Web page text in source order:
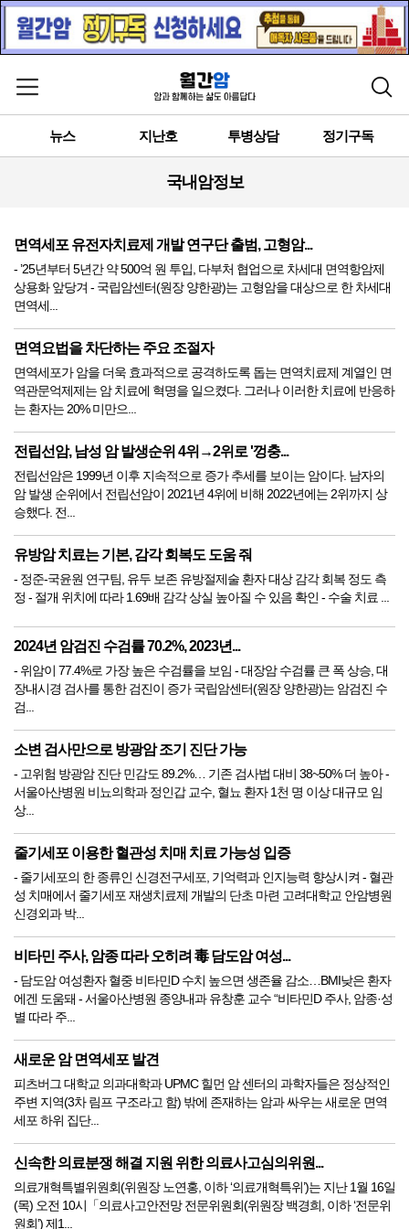
메뉴 열기 검색
뉴스 지난호 투병상담 정기구독
국내암정보
면역세포 유전자치료제 개발 연구단 출범, 고형암...
- ’25년부터 5년간 약 500억 원 투입, 다부처 협업으로 차세대 면역항암제
상용화 앞당겨 - 국립암센터(원장 양한광)는 고형암을 대상으로 한 차세대
면역세...
면역요법을 차단하는 주요 조절자
면역세포가 암을 더욱 효과적으로 공격하도록 돕는 면역치료제 계열인 면
역관문억제제는 암 치료에 혁명을 일으켰다. 그러나 이러한 치료에 반응하
는 환자는 20% 미만으...
전립선암, 남성 암 발생순위 4위→2위로 '껑충...
전립선암은 1999년 이후 지속적으로 증가 추세를 보이는 암이다. 남자의
암 발생 순위에서 전립선암이 2021년 4위에 비해 2022년에는 2위까지 상
승했다. 전...
유방암 치료는 기본, 감각 회복도 도움 줘
- 정준-국윤원 연구팀, 유두 보존 유방절제술 환자 대상 감각 회복 정도 측
정 - 절개 위치에 따라 1.69배 감각 상실 높아질 수 있음 확인 - 수술 치료 ...
2024년 암검진 수검률 70.2%, 2023년...
- 위암이 77.4%로 가장 높은 수검률을 보임 - 대장암 수검률 큰 폭 상승, 대
장내시경 검사를 통한 검진이 증가 국립암센터(원장 양한광)는 암검진 수
검...
소변 검사만으로 방광암 조기 진단 가능
- 고위험 방광암 진단 민감도 89.2%… 기존 검사법 대비 38~50% 더 높아 -
서울아산병원 비뇨의학과 정인갑 교수, 혈뇨 환자 1천 명 이상 대규모 임
상...
줄기세포 이용한 혈관성 치매 치료 가능성 입증
- 줄기세포의 한 종류인 신경전구세포, 기억력과 인지능력 향상시켜 - 혈관
성 치매에서 줄기세포 재생치료제 개발의 단초 마련 고려대학교 안암병원
신경외과 박...
비타민 주사, 암종 따라 오히려 毒 담도암 여성...
- 담도암 여성환자 혈중 비타민D 수치 높으면 생존율 감소…BMI낮은 환자
에겐 도움돼 - 서울아산병원 종양내과 유창훈 교수 “비타민D 주사, 암종·성
별 따라 주...
새로운 암 면역세포 발견
피츠버그 대학교 의과대학과 UPMC 힐먼 암 센터의 과학자들은 정상적인
주변 지역(3차 림프 구조라고 함) 밖에 존재하는 암과 싸우는 새로운 면역
세포 하위 집단...
신속한 의료분쟁 해결 지원 위한 의료사고심의위원...
의료개혁특별위원회(위원장 노연홍, 이하 ‘의료개혁특위’)는 지난 1월 16일
(목) 오전 10시「의료사고안전망 전문위원회(위원장 백경희, 이하 ‘전문위
원회’) 제1...